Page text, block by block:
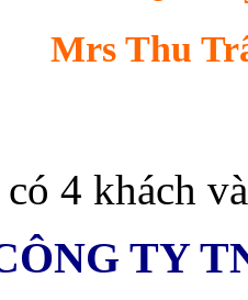
Mrs Thu
4 khách
TY